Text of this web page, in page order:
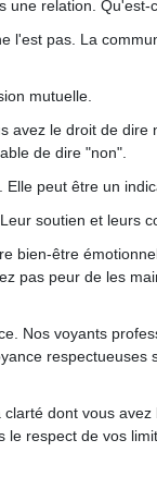
une relation.
l'est pas. La
mutuelle.
avez le droit de
de dire "non".
peut être un
soutien et leurs
bien-être
pas peur de les
Nos voyants
dont vous
respect de vos